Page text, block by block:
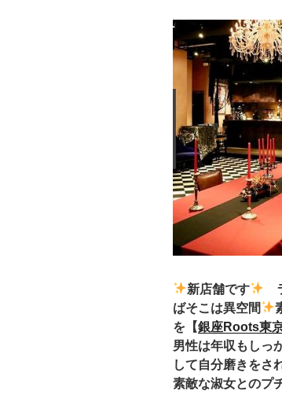
新店舗です
ばそこは異空間
を【銀座Roots東
男性は年収もしっ
して自分磨きをさ
素敵な淑女とのプ